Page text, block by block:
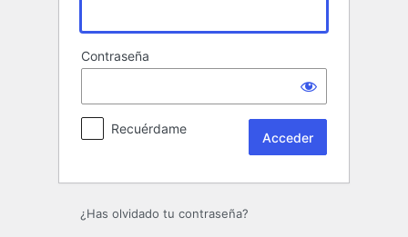
Contraseña
Recuérdame
¿Has olvidado tu contraseña?